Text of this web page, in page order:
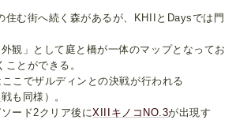
住む街へ続く森があるが、KHIIとDaysでは門
観」として庭と橋が一体のマップとなってお
とができる。
こでザルディンとの決戦が行われる
戦も同様）。
ード2クリア後にXIIIキノコNO.3が出現す